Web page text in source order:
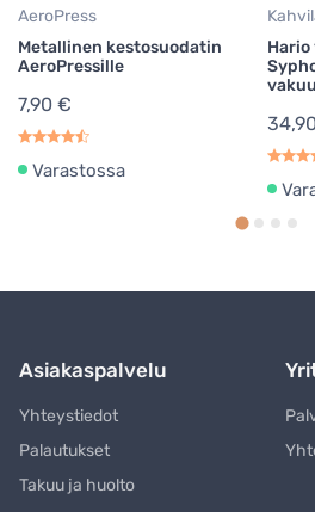
AeroPress
Metallinen kestosuodatin
AeroPressille
7,90 €
Varastossa
Asiakaspalvelu
Yhteystiedot
Palautukset
Takuu ja huolto